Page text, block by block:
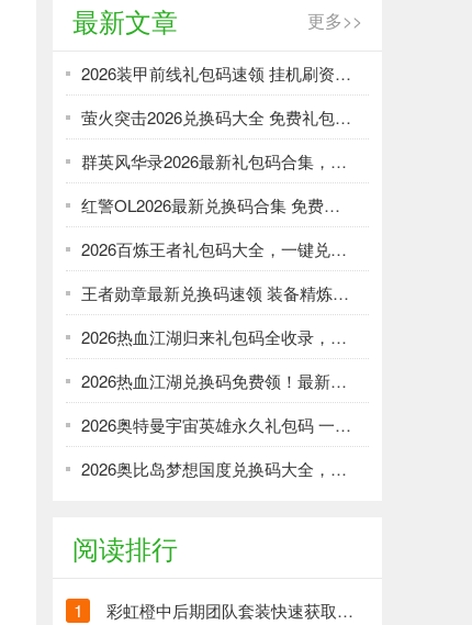
最新文章 更多>>
2026装甲前线礼包码速领 挂机刷资源攻略
萤火突击2026兑换码大全 免费礼包一键领取
群英风华录2026最新礼包码合集，一键领取限时福利
红警OL2026最新兑换码合集 免费礼包一键领取
2026百炼王者礼包码大全，一键兑换加速武将养成
王者勋章最新兑换码速领 装备精炼资源轻松刷
2026热血江湖归来礼包码全收录，强化资源不愁！
2026热血江湖兑换码免费领！最新礼包大全速取
2026奥特曼宇宙英雄永久礼包码 一键领取光暗资源
2026奥比岛梦想国度兑换码大全，免费领服饰家具！
阅读排行
1 彩虹橙中后期团队套装快速获取方法